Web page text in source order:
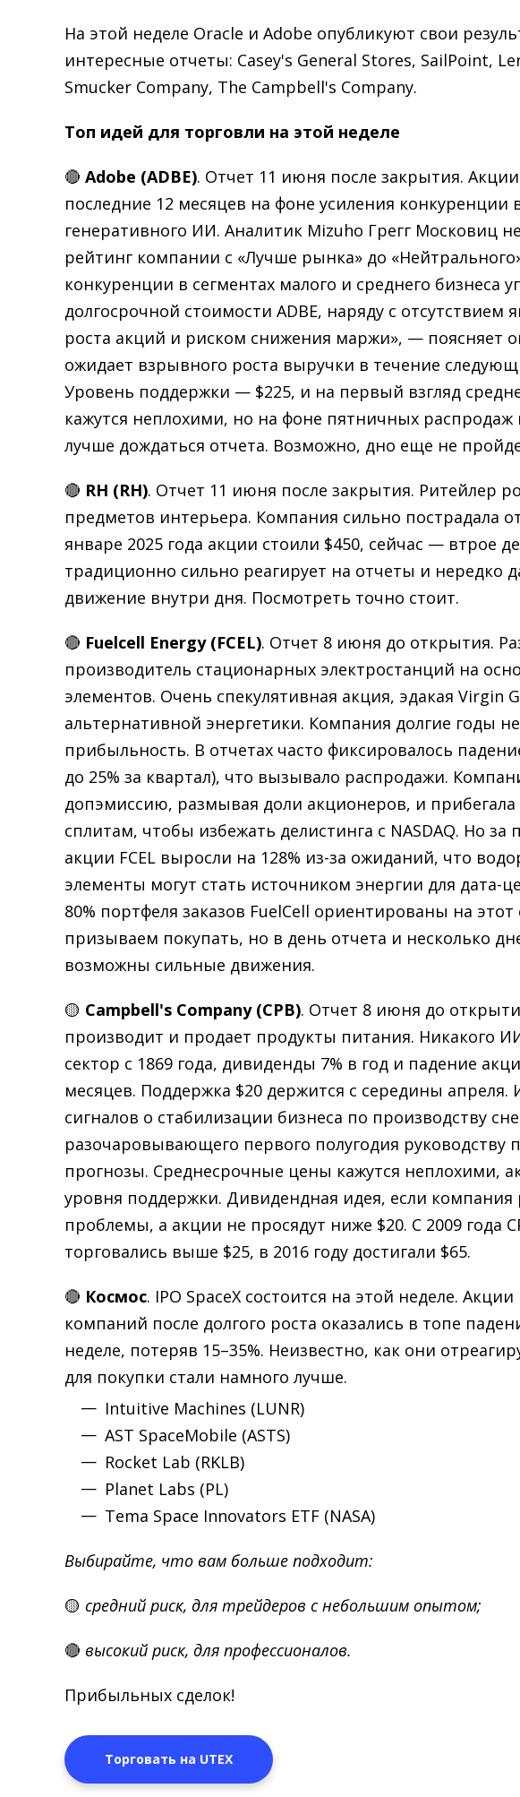
На этой неделе Oracle и Adobe опубликуют свои
интересные отчеты: Casey's General Stores, SailPoint,
Smucker Company, The Campbell's Company.
Топ идей для торговли на этой неделе
🔴 Adobe (ADBE). Отчет 11 июня после закрытия. Акции
последние 12 месяцев на фоне усиления конкуренции
генеративного ИИ. Аналитик Mizuho Грегг Московиц
рейтинг компании с «Лучше рынка» до
конкуренции в сегментах малого и среднего бизнеса
долгосрочной стоимости ADBE, наряду с отсутствием
роста акций и риском снижения маржи», — поясняет
ожидает взрывного роста выручки в течение
Уровень поддержки — $225, и на первый взгляд
кажутся неплохими, но на фоне пятничных распродаж
лучше дождаться отчета. Возможно, дно еще не
🔴 RH (RH). Отчет 11 июня после закрытия. Ритейлер
предметов интерьера. Компания сильно пострадала
январе 2025 года акции стоили $450, сейчас — втрое
традиционно сильно реагирует на отчеты и нередко
движение внутри дня. Посмотреть точно стоит.
🔴 Fuelcell Energy (FCEL). Отчет 8 июня до открытия.
производитель стационарных электростанций на
элементов. Очень спекулятивная акция, эдакая Virgin
альтернативной энергетики. Компания долгие годы
прибыльность. В отчетах часто фиксировалось
до 25% за квартал), что вызывало распродажи.
допэмиссию, размывая доли акционеров, и
сплитам, чтобы избежать делистинга с NASDAQ. Но за
акции FCEL выросли на 128% из-за ожиданий, что
элементы могут стать источником энергии для дата-
80% портфеля заказов FuelCell ориентированы на этот
призываем покупать, но в день отчета и несколько
возможны сильные движения.
🟡 Campbell's Company (CPB). Отчет 8 июня до
производит и продает продукты питания. Никакого
сектор с 1869 года, дивиденды 7% в год и падение
месяцев. Поддержка $20 держится с середины апреля.
сигналов о стабилизации бизнеса по производству
разочаровывающего первого полугодия руководству
прогнозы. Среднесрочные цены кажутся неплохими,
уровня поддержки. Дивидендная идея, если
проблемы, а акции не просядут ниже $20. С 2009 года
торговались выше $25, в 2016 году достигали $65.
🔴 Космос. IPO SpaceX состоится на этой неделе.
компаний после долгого роста оказались в топе
неделе, потеряв 15–35%. Неизвестно, как они
для покупки стали намного лучше.
Intuitive Machines (LUNR)
AST SpaceMobile (ASTS)
Rocket Lab (RKLB)
Planet Labs (PL)
Tema Space Innovators ETF (NASA)
Выбирайте, что вам больше подходит:
🟡 средний риск, для трейдеров с небольшим опытом;
🔴 высокий риск, для профессионалов.
Прибыльных сделок!
Торговать на UTEX